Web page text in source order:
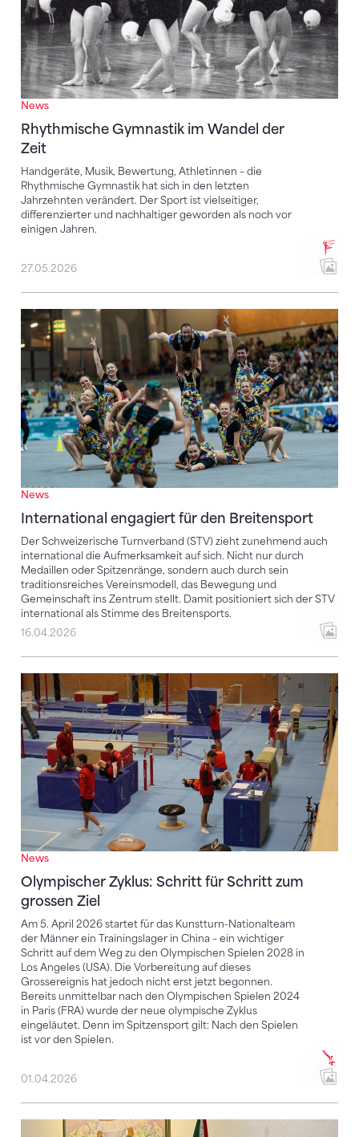
News
Rhythmische Gymnastik im Wandel der
Zeit
Handgeräte, Musik, Bewertung, Athletinnen – die
Rhythmische Gymnastik hat sich in den letzten
Jahrzehnten verändert. Der Sport ist vielseitiger,
differenzierter und nachhaltiger geworden als noch vor
einigen Jahren.
27.05.2026
News
International engagiert für den Breitensport
Der Schweizerische Turnverband (STV) zieht zunehmend auch
international die Aufmerksamkeit auf sich. Nicht nur durch
Medaillen oder Spitzenränge, sondern auch durch sein
traditionsreiches Vereinsmodell, das Bewegung und
Gemeinschaft ins Zentrum stellt. Damit positioniert sich der STV
international als Stimme des Breitensports.
International engagiert für den Breitensport
16.04.2026
News
Olympischer Zyklus: Schritt für Schritt zum
grossen Ziel
Am 5. April 2026 startet für das Kunstturn-Nationalteam
der Männer ein Trainingslager in China – ein wichtiger
Schritt auf dem Weg zu den Olympischen Spielen 2028 in
Los Angeles (USA). Die Vorbereitung auf dieses
Grossereignis hat jedoch nicht erst jetzt begonnen.
Bereits unmittelbar nach den Olympischen Spielen 2024
in Paris (FRA) wurde der neue olympische Zyklus
eingeläutet. Denn im Spitzensport gilt: Nach den Spielen
ist vor den Spielen.
Olympischer Zyklus: Schritt für Schritt zum grossen
01.04.2026
«Gymnastics for All»-Colloquium 2026